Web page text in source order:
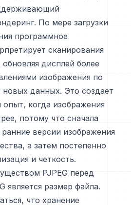
По мере загрузки
программное
сканирования
дисплей более
изображения по
новых данных. Это создает
опыт, когда изображения
потому что сначала
версии изображения
а затем постепенно
и четкость.
PJPEG перед
является размер файла.
что хранение